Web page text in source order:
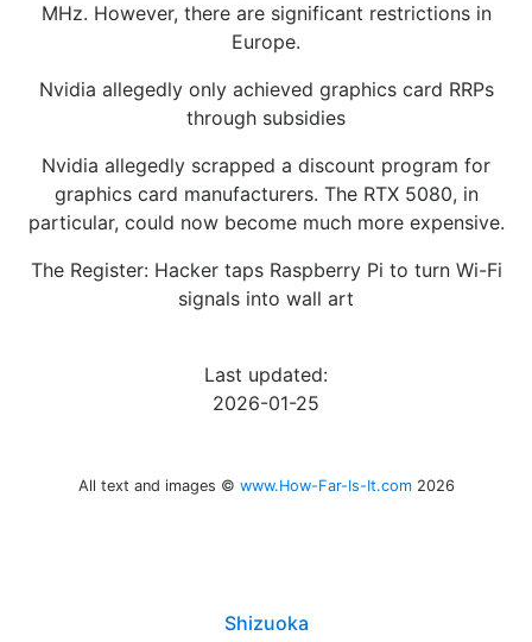
MHz. However, there are significant restrictions in
Europe.
Nvidia allegedly only achieved graphics card RRPs
through subsidies
Nvidia allegedly scrapped a discount program for
graphics card manufacturers. The RTX 5080, in
particular, could now become much more expensive.
The Register: Hacker taps Raspberry Pi to turn Wi-Fi
signals into wall art
Last updated:
2026-01-25
All text and images © www.How-Far-Is-It.com 2026
Shizuoka